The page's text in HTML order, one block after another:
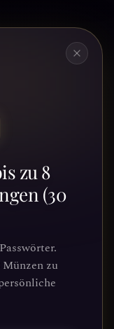
zu 8
(30
zu
zu
von
und
Reise